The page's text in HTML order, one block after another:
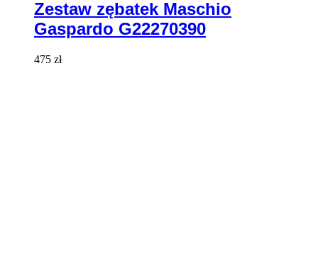
Zestaw zębatek Maschio
Gaspardo G22270390
475 zł